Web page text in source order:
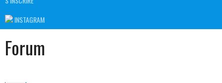
INSTAGRAM
Forum